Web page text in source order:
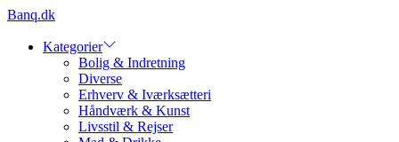
Skip
content
Banq.dk
Kategorier
Bolig & Indretning
Diverse
Erhverv & Iværksætteri
Håndværk & Kunst
Livsstil & Rejser